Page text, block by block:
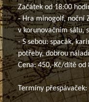
Začátek od 18:00
- Hra minogolf, noční
v korunovačním sálu,
- S sebou: spacák,
potřeby, dobrou
Cena: 450,-Kč/dítě od
Termíny